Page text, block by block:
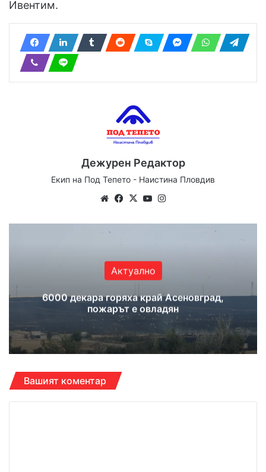
Ивентим.
Дежурен Редактор
Екип на Под Тепето - Наистина Пловдив
We
te
Fa
bo
X
Yo
ub ra
Актуално
6000 декара горяха край Асеновград,
пожарът е овладян
Вашият коментар